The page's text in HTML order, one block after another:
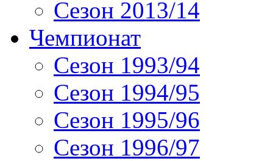
Сезон 2013/14
Чемпионат
Сезон 1993/94
Сезон 1994/95
Сезон 1995/96
Сезон 1996/97